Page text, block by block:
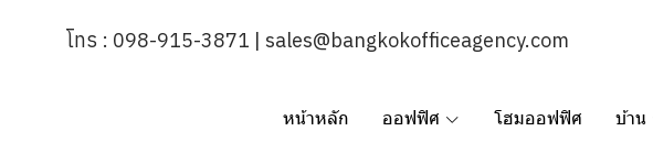
โทร : 098-915-3871 | sales@bangkokofficeagency.com
หน้าหลัก ออฟฟิศ โฮมออฟฟิศ บ้าน